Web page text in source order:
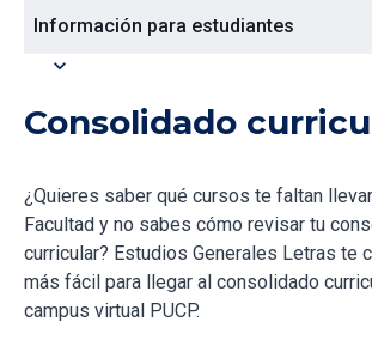
Información para estudiantes
expand_more
Consolidado
¿Quieres saber qué cursos te faltan
Facultad y no sabes cómo revisar tu
curricular? Estudios Generales Letras te
más fácil para llegar al consolidado
campus virtual PUCP.